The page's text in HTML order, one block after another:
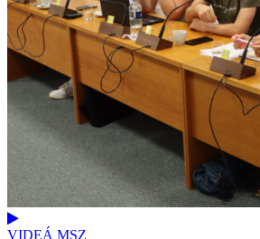
VIDEÁ MSZ